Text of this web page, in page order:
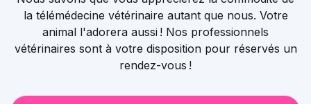
la télémédecine vétérinaire autant que nous. Votre
animal l'adorera aussi ! Nos professionnels
vétérinaires sont à votre disposition pour réservés un
rendez-vous !